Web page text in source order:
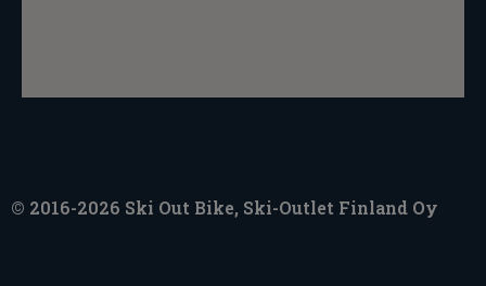
© 2016-2026 Ski Out Bike, Ski-Outlet Finland Oy